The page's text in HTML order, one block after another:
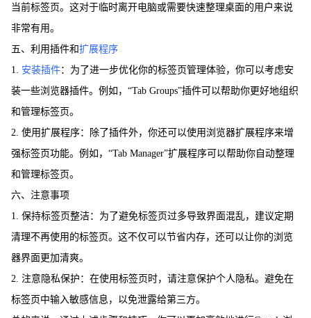
当前标签页。这对于临时离开电脑或需要快速整理桌面的用户来说
非常有用。
五、利用插件和扩展程序
1. 安装插件：为了进一步优化你的标签页管理体验，你可以考虑安
装一些浏览器插件。例如，“Tab Groups”插件可以帮助你更好地组织
和管理标签页。
2. 使用扩展程序：除了插件外，你还可以使用浏览器扩展程序来增
强标签页功能。例如，“Tab Manager”扩展程序可以帮助你自动整理
和管理标签页。
六、注意事项
1. 保持标签页整洁：为了避免标签页过多导致界面混乱，建议定期
清理不再使用的标签页。这不仅可以节省内存，还可以让你的浏览
器界面更加清爽。
2. 注意隐私保护：在使用标签页时，请注意保护个人隐私。避免在
标签页中输入敏感信息，以免泄露给第三方。